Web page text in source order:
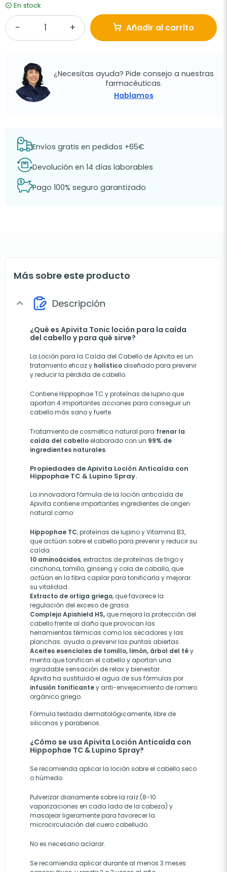
En stock
Añadir al carrito
¿Necesitas ayuda? Pide consejo a nuestras
farmacéuticas.
Hablamos
Envíos gratis en pedidos +65€
Devolución en 14 días laborables
Pago 100% seguro garantizado
Más sobre este producto
expand_more Descripción
¿Qué es Apivita Tonic loción para la caída
del cabello y para qué sirve?
La Loción para la Caída del Cabello de Apivita es un
tratamiento eficaz y holístico diseñado para prevenir
y reducir la pérdida de cabello.
Contiene Hippophae TC y proteínas de lupino que
aportan 4 importantes acciones para conseguir un
cabello más sano y fuerte.
Tratamiento de cosmética natural para frenar la
caída del cabelloelaborado con un 99% de
ingredientes naturales.
Propiedades de Apivita Loción Anticaída con
Hippophae TC & Lupino Spray.
La innovadora fórmula de la loción anticaída de
Apivita contiene importantes ingredientes de origen
natural como:
Hippophae TC, proteínas de lupino y Vitamina B3,
que actúan sobre el cabello para prevenir y reducir su
caída.
10 aminoácidos, extractos de proteínas de trigo y
cinchona, tomillo, ginseng y cola de caballo, que
actúan en la fibra capilar para tonificarla y mejorar
su vitalidad.
Extracto de ortiga griego, que favorece la
regulación del exceso de grasa.
Complejo Apishield HS, que mejora la protección del
cabello frente al daño que provocan las
herramientas térmicas como los secadores y las
planchas. ayuda a prevenir las puntas abiertas.
Aceites esenciales de tomillo, limón, árbol del téy
menta que tonifican el cabello y aportan una
agradable sensación de relax y bienestar.
Apivita ha sustituido el agua de sus fórmulas por
infusión tonificantey anti-envejecimiento de romero
orgánico griego.
Fórmula testada dermatológicamente, libre de
siliconas y parabenos.
¿Cómo se usa Apivita Loción Anticaída con
Hippophae TC & Lupino Spray?
Se recomienda aplicar la loción sobre el cabello seco
o húmedo.
Pulverizar diariamente sobre la raíz (8-10
vaporizaciones en cada lado de la cabeza) y
masajear ligeramente para favorecer la
microcirculación del cuero cabelludo.
No es necesario aclarar.
Se recomienda aplicar durante al menos 3 meses